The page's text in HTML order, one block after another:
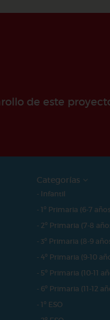
de este
Categorías
- Infantil
- 1º Primaria (6-7
- 2º Primaria (7-8
- 3º Primaria (8-9
- 4º Primaria (9-10
- 5º Primaria (10-11
- 6º Primaria (11-12
- 1º ESO